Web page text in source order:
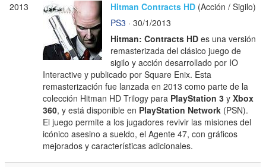
2013 Hitman Contracts HD (Acción / Sigilo)
PS3 · 30/1/2013
Hitman: Contracts HD es una versión
remasterizada del clásico juego de
sigilo y acción desarrollado por IO
Interactive y publicado por Square Enix. Esta
remasterización fue lanzada en 2013 como parte de la
colección Hitman HD Trilogy para PlayStation 3 yXbox
360, y está disponible en PlayStation Network (PSN).
El juego permite a los jugadores revivir las misiones del
icónico asesino a sueldo, el Agente 47, con gráficos
mejorados y características adicionales.